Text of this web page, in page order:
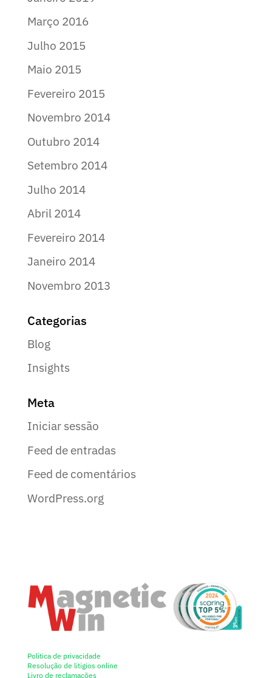
Março 2016
Julho 2015
Maio 2015
Fevereiro 2015
Novembro 2014
Outubro 2014
Setembro 2014
Julho 2014
Abril 2014
Fevereiro 2014
Janeiro 2014
Novembro 2013
Categorias
Blog
Insights
Meta
Iniciar sessão
Feed de entradas
Feed de comentários
WordPress.org
Politica de privacidade
Resolução de litigios online
Livro de reclamações